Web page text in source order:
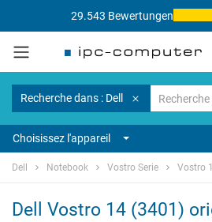
29.543 Bewertungen
Recherche dans : Dell
Choisissez l'appareil
Dell Notebook Vostro Serie Vostro
Dell Vostro 14 (3401)